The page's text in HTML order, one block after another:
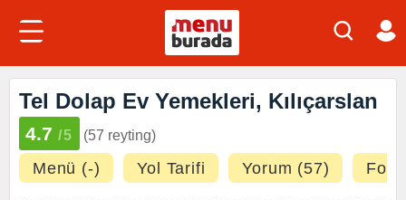
Tel Dolap Ev Yemekleri, Kılıçarslan
4.7 /5 (57 reyting)
Menü (-) Yol Tarifi Yorum (57)